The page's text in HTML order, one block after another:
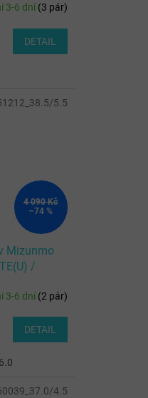
3-6 dní(3 pár)
DETAIL
4 090 Kč
–74 %
Mizunmo
/
3-6 dní(2 pár)
DETAIL
5.5
4.5